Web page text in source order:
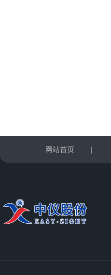
网站首页 |